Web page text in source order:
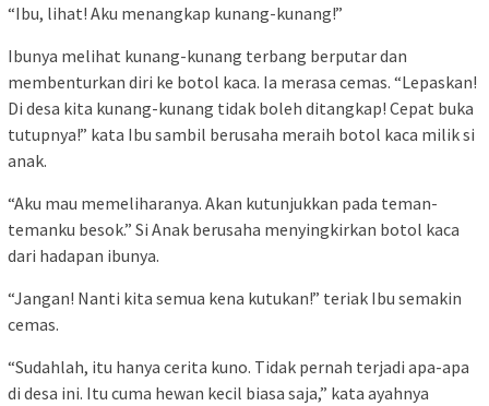
“Ibu, lihat! Aku menangkap kunang-kunang!”
Ibunya melihat kunang-kunang terbang berputar dan
membenturkan diri ke botol kaca. Ia merasa cemas. “Lepaskan!
Di desa kita kunang-kunang tidak boleh ditangkap! Cepat buka
tutupnya!” kata Ibu sambil berusaha meraih botol kaca milik si
anak.
“Aku mau memeliharanya. Akan kutunjukkan pada teman-
temanku besok.” Si Anak berusaha menyingkirkan botol kaca
dari hadapan ibunya.
“Jangan! Nanti kita semua kena kutukan!” teriak Ibu semakin
cemas.
“Sudahlah, itu hanya cerita kuno. Tidak pernah terjadi apa-apa
di desa ini. Itu cuma hewan kecil biasa saja,” kata ayahnya